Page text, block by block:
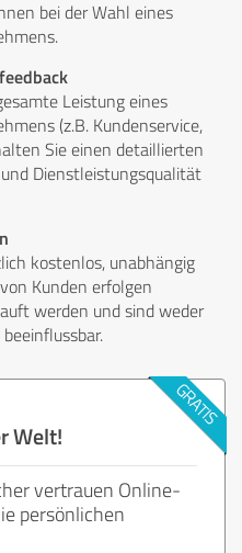
bei der Wahl eines
Leistung eines
(z.B. Kundenservice,
Sie einen detaillierten
Dienstleistungsqualität
kostenlos, unabhängig
Kunden erfolgen
werden und sind weder
Welt!
vertrauen Online-
persönlichen